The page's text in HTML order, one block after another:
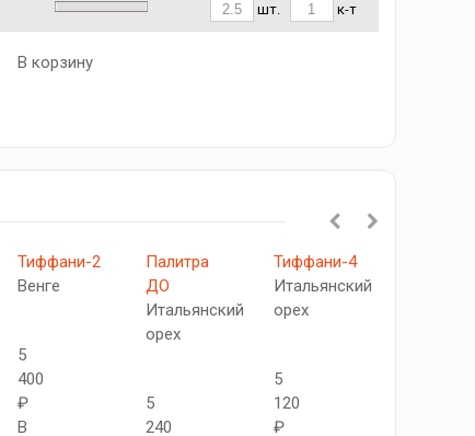
шт. к-т
В корзину
Тиффани-2
Венге
5
400
₽
В
Палитра
ДО
Итальянский
орех
5
240
Тиффани-4
Итальянский
орех
5
120
₽